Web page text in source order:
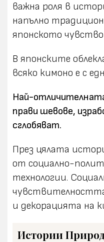
важна роля в
напълно
японското
В японските
всяко кимоно е с
Най-
прави шевове,
сглобяват.
През цялата
от социално-
технологии.
и декорацията на
Истории